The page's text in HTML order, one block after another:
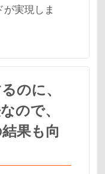
実現しま
のに、
ので、
果も向